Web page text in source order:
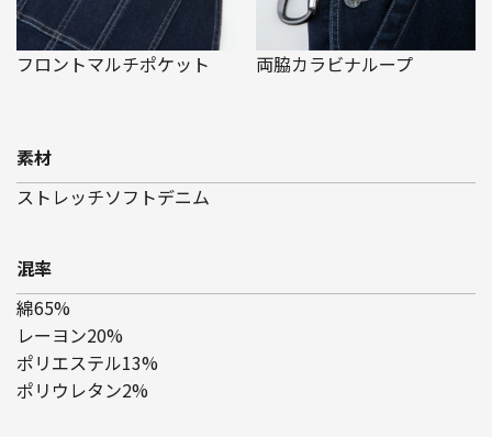
フロントマルチポケット 両脇カラビナループ
素材
ストレッチソフトデニム
混率
綿65%
レーヨン20%
ポリエステル13%
ポリウレタン2%